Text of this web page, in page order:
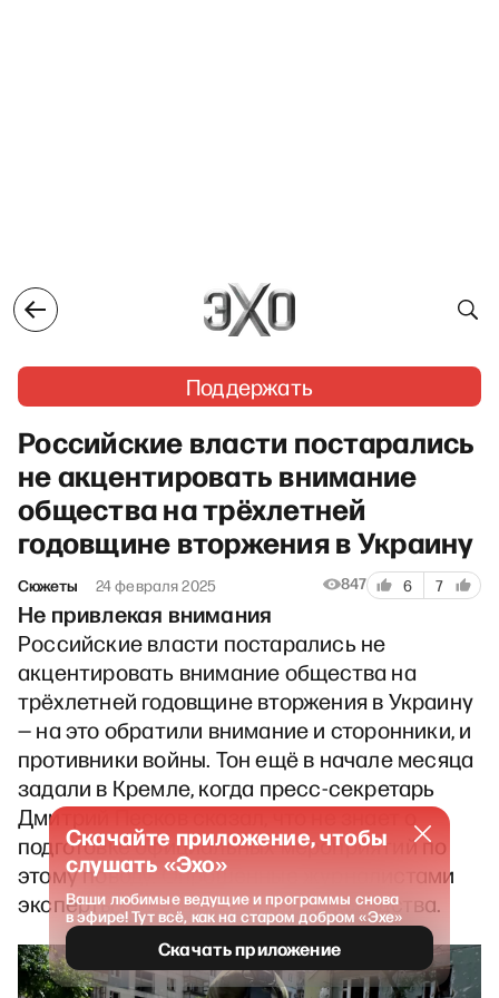
Поддержать
Российские власти постарались
не акцентировать внимание
общества на трёхлетней
годовщине вторжения в Украину
Сюжеты 24 февраля 2025 847 6 7
Не привлекая внимания
Российские власти постарались не
акцентировать внимание общества на
трёхлетней годовщине вторжения в Украину
— на это обратили внимание и сторонники, и
противники войны. Тон ещё в начале месяца
задали в Кремле, когда пресс-секретарь
Дмитрий Песков сказал, что не знает о
подготовке официальных мероприятий по
этому поводу. Опрошенные журналистами
эксперты объясняют логику руководства.
Скачайте приложение, чтобы
слушать «Эхо»
Ваши любимые ведущие и программы снова
в эфире! Тут всё, как на старом добром «Эхе»
Скачать приложение